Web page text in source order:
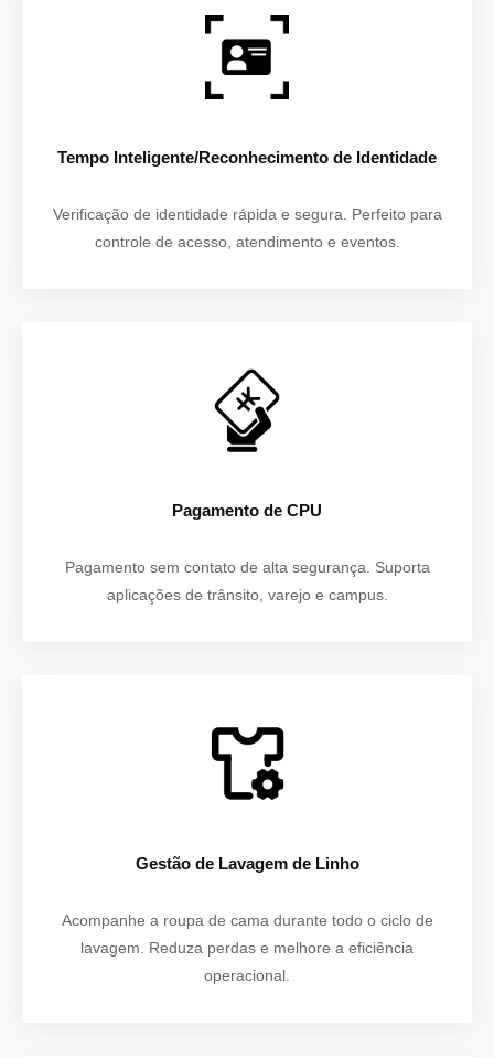
Tempo Inteligente/Reconhecimento de Identidade
Verificação de identidade rápida e segura. Perfeito para
controle de acesso, atendimento e eventos.
Pagamento de CPU
Pagamento sem contato de alta segurança. Suporta
aplicações de trânsito, varejo e campus.
Gestão de Lavagem de Linho
Acompanhe a roupa de cama durante todo o ciclo de
lavagem. Reduza perdas e melhore a eficiência
operacional.